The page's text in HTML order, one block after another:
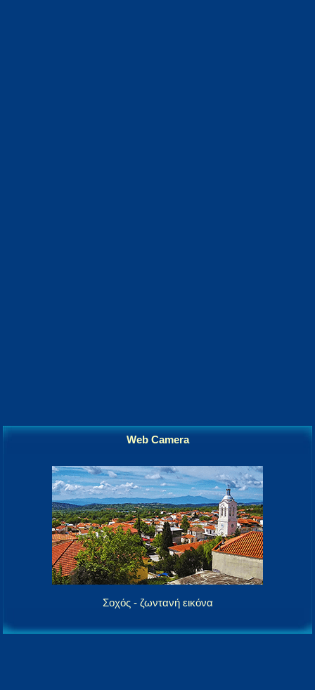
Web Camera
Σοχός - ζωντανή εικόνα